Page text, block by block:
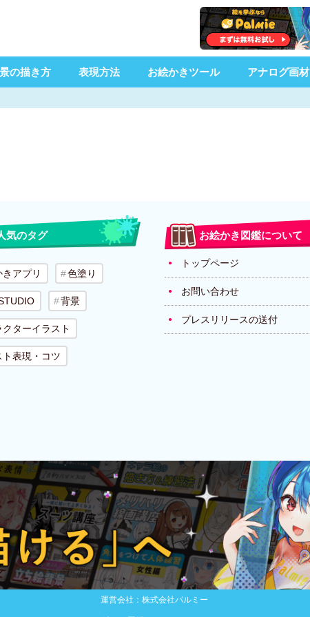
の描き方 表現方法 お絵かきツール アナログ画材
気のタグ
アプリ 色塗り
背景
ターイラスト
ト表現・コツ
お絵かき図鑑について
トップページ
お問い合わせ
プレスリリースの送付
運営会社：株式会社パルミー